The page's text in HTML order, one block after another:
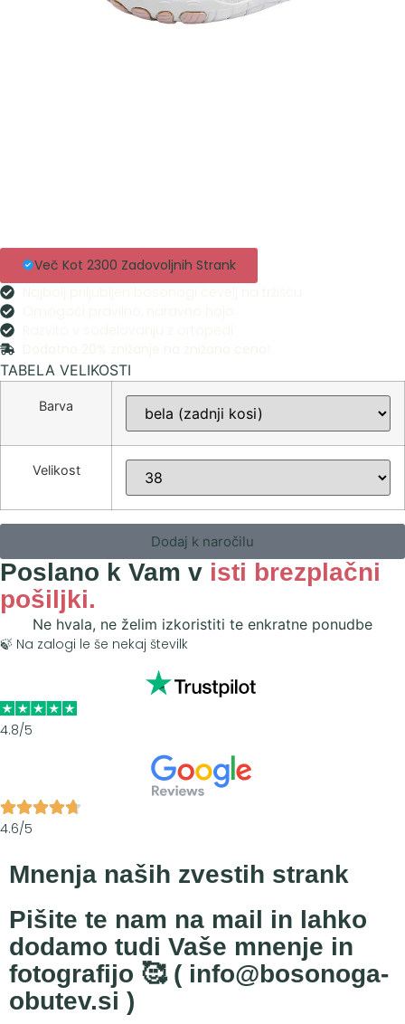
Več Kot 2300 Zadovoljnih Strank
TABELA VELIKOSTI
Barva
Velikost
Dodaj k naročilu
Poslano k Vam v isti brezplačni
pošiljki.
Ne hvala, ne želim izkoristiti te enkratne ponudbe
🍃 Na zalogi le še nekaj številk
4.8/5
4.6/5
Mnenja naših zvestih strank
Pišite te nam na mail in lahko
dodamo tudi Vaše mnenje in
fotografijo 🥰 ( info@bosonoga-
obutev.si )